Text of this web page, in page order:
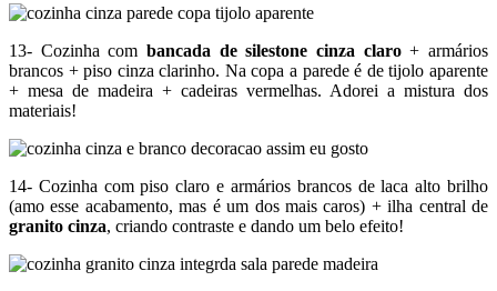
13- Cozinha com bancada de silestone cinza claro+ armários
brancos + piso cinza clarinho. Na copa a parede é de tijolo aparente
+ mesa de madeira + cadeiras vermelhas. Adorei a mistura dos
materiais!
14- Cozinha com piso claro e armários brancos de laca alto brilho
(amo esse acabamento, mas é um dos mais caros) + ilha central de
granito cinza, criando contraste e dando um belo efeito!